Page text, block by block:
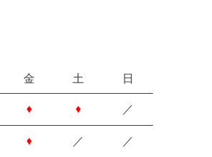
金 土 日
♦ ♦ ／
♦ ／ ／